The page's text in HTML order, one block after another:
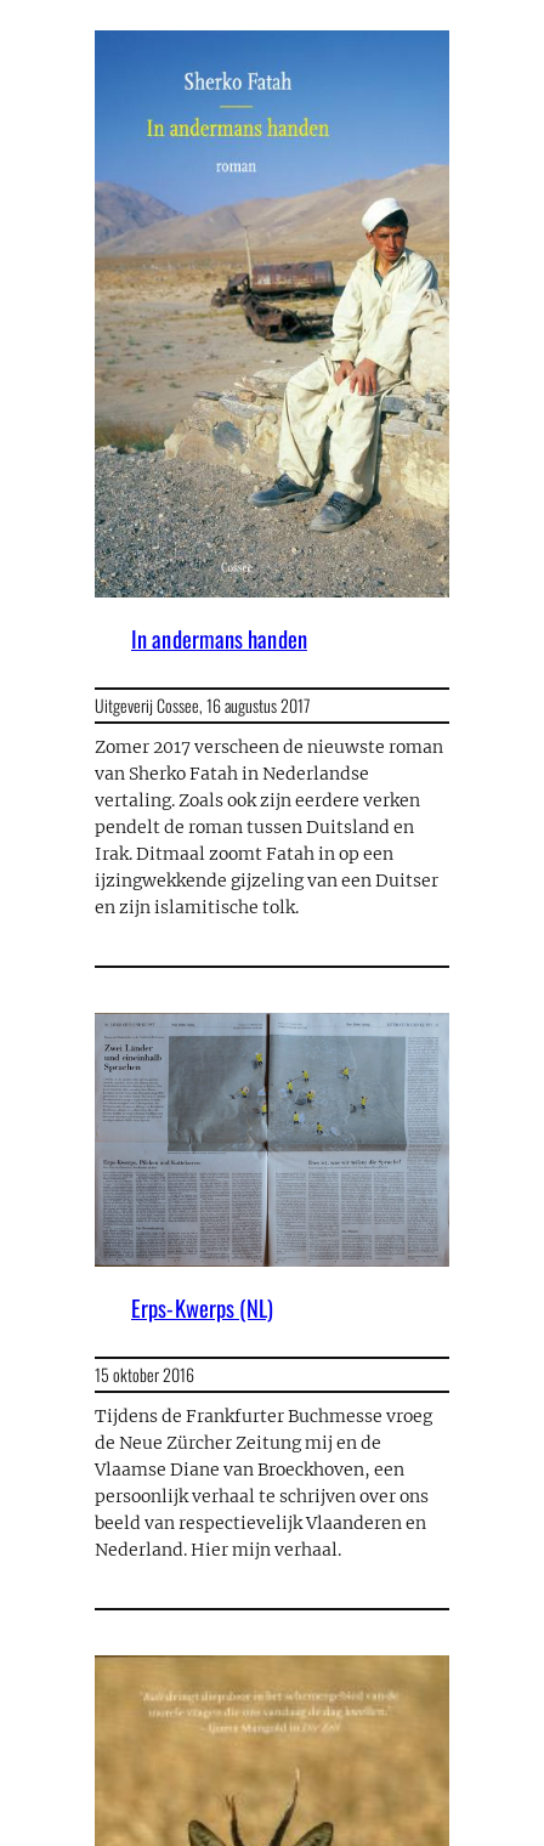
In andermans handen
Uitgeverij Cossee,16 augustus 2017
Zomer 2017 verscheen de nieuwste roman
van Sherko Fatah in Nederlandse
vertaling. Zoals ook zijn eerdere verken
pendelt de roman tussen Duitsland en
Irak. Ditmaal zoomt Fatah in op een
ijzingwekkende gijzeling van een Duitser
en zijn islamitische tolk.
Erps-Kwerps (NL)
15 oktober 2016
Tijdens de Frankfurter Buchmesse vroeg
de Neue Zürcher Zeitung mij en de
Vlaamse Diane van Broeckhoven, een
persoonlijk verhaal te schrijven over ons
beeld van respectievelijk Vlaanderen en
Nederland. Hier mijn verhaal.